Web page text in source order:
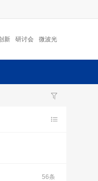
新 研讨会 微波光
56条